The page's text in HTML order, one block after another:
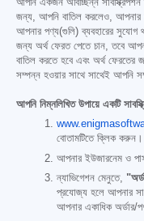
আপনি একজন অবিচ্ছিন্ন সাবস্ক্রিপশন
জন্য, আপনি বাতিল করলেও, আপনার
আপনার পণ্য(গুলি) ব্যবহারের সুযোগ
জন্য অর্থ ফেরত পেতে চান, তবে
বাতিল করতে হবে এবং অর্থ
সম্পন্ন হওয়ার সাথে সাথেই আপনি
আপনি নিম্নলিখিত উপায়ে একটি
বোতামটিতে ক্লিক করুন।
আপনার ইউজারনেম ও
ন্যাভিগেশন মেনুতে,
প্রযোজ্য হলে আপনার
আপনার একাধিক অর্ডার/